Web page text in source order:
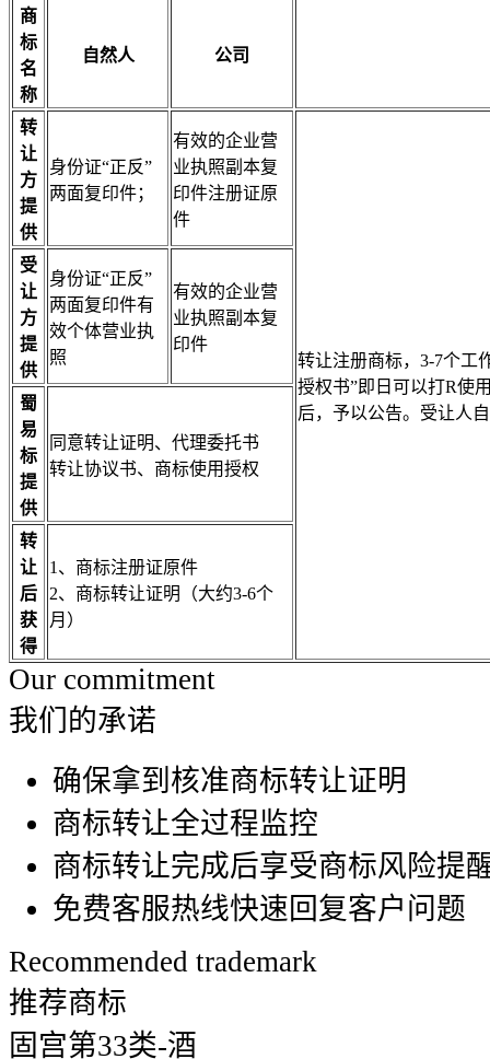
商
标
名
称
自然人 公司
转
让
方
提
供
身份证“正反”
两面复印件；
有效的企业营
业执照副本复
印件注册证原
件
转让注册商标，3-7个工
授权书”即日可以打R使
后，予以公告。受让人
受
让
方
提
供
身份证“正反”
两面复印件有
效个体营业执
照
有效的企业营
业执照副本复
印件
蜀
易
标
提
供
同意转让证明、代理委托书
转让协议书、商标使用授权
转
让
后
获
得
1、商标注册证原件
2、商标转让证明（大约3-6个
月）
Our commitment
我们的承诺
确保拿到核准商标转让证明
商标转让全过程监控
商标转让完成后享受商标风险提
免费客服热线快速回复客户问题
Recommended trademark
推荐商标
固宫第33类-酒